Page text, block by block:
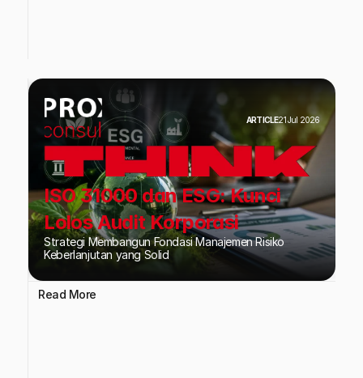
ISO 31000 dan ESG: Kunci
Lolos Audit Korporasi
Strategi Membangun Fondasi Manajemen Risiko
Keberlanjutan yang Solid
ARTICLE21 Jul 2026
Read More